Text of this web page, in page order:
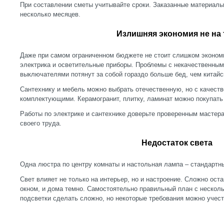
При составлении сметы учитывайте сроки. Заказанные
несколько месяцев.
Излишняя экономия не на
Даже при самом ограниченном бюджете не стоит слишком
электрика и осветительные приборы. Проблемы с
выключателями потянут за собой гораздо больше бед, чем
Сантехнику и мебель можно выбрать отечественную, но с
комплектующими. Керамогранит, плитку, ламинат можно
Работы по электрике и сантехнике доверьте проверенным
своего труда.
Недостаток света
Одна люстра по центру комнаты и настольная лампа –
Свет влияет не только на интерьер, но и настроение. Сложно
окном, и дома темно. Самостоятельно правильный план с
подсветки сделать сложно, но некоторые требования можно